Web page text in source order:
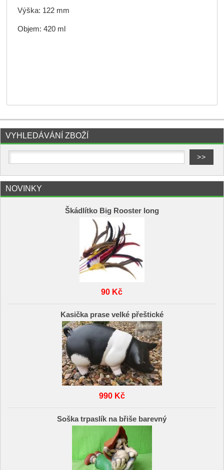
Výška: 122 mm
Objem: 420 ml
VYHLEDÁVÁNÍ ZBOŽÍ
NOVINKY
Škádlítko Big Rooster long
90 Kč
Kasička prase velké přeštické
990 Kč
Soška trpaslík na břiše barevný